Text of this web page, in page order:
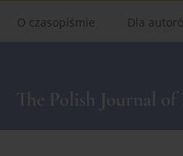
O czasopiśmie Dla